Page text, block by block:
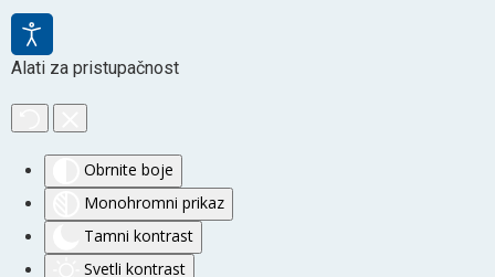
Alati za pristupačnost
Obrnite boje
Monohromni prikaz
Tamni kontrast
Svetli kontrast